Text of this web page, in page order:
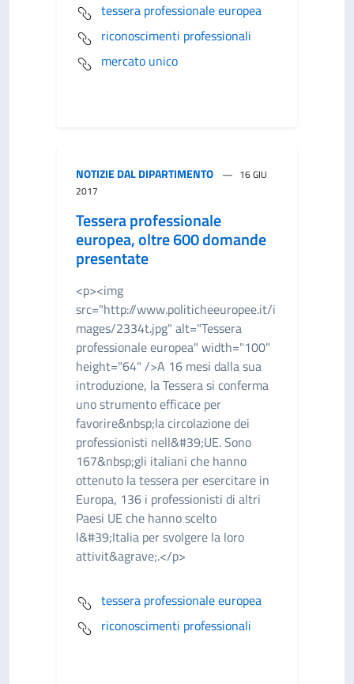
tessera professionale europea
riconoscimenti professionali
mercato unico
NOTIZIE DAL DIPARTIMENTO
16 GIU
2017
Tessera professionale
europea, oltre 600 domande
presentate
<p><img
src="http://www.politicheeuropee.it/i
mages/2334t.jpg" alt="Tessera
professionale europea" width="100"
height="64" />A 16 mesi dalla sua
introduzione, la Tessera si conferma
uno strumento efficace per
favorire&nbsp;la circolazione dei
professionisti nell&#39;UE. Sono
167&nbsp;gli italiani che hanno
ottenuto la tessera per esercitare in
Europa, 136 i professionisti di altri
Paesi UE che hanno scelto
l&#39;Italia per svolgere la loro
attivit&agrave;.</p>
tessera professionale europea
riconoscimenti professionali